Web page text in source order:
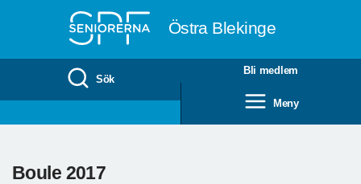
Östra Blekinge
Sök
Bli medlem
Meny
Boule 2017